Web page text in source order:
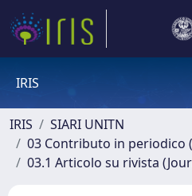
IRIS
IRIS
SIARI UNITN
03 Contributo in periodico
03.1 Articolo su rivista